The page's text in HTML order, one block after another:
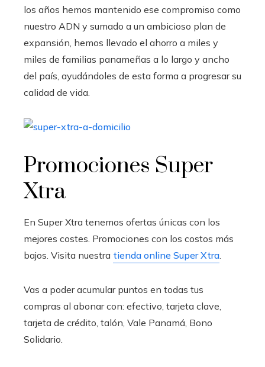
los años hemos mantenido ese compromiso como
nuestro ADN y sumado a un ambicioso plan de
expansión, hemos llevado el ahorro a miles y
miles de familias panameñas a lo largo y ancho
del país, ayudándoles de esta forma a progresar su
calidad de vida.
Promociones Super
Xtra
En Super Xtra tenemos ofertas únicas con los
mejores costes. Promociones con los costos más
bajos. Visita nuestra tienda online Super Xtra.
Vas a poder acumular puntos en todas tus
compras al abonar con: efectivo, tarjeta clave,
tarjeta de crédito, talón, Vale Panamá, Bono
Solidario.